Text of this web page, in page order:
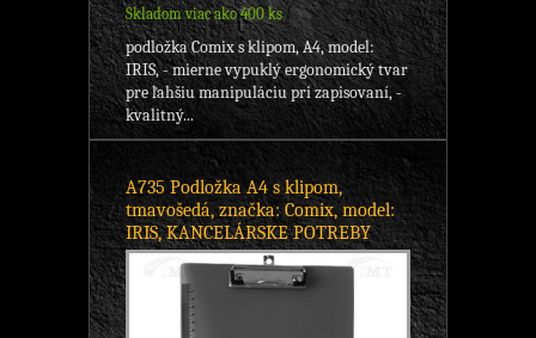
Skladom viac ako 400 ks
podložka Comix s klipom, A4, model:
IRIS, - mierne vypuklý ergonomický tvar
pre ľahšiu manipuláciu pri zapisovaní, -
kvalitný...
A735 Podložka A4 s klipom,
tmavošedá, značka: Comix, model:
IRIS, KANCELÁRSKE POTREBY